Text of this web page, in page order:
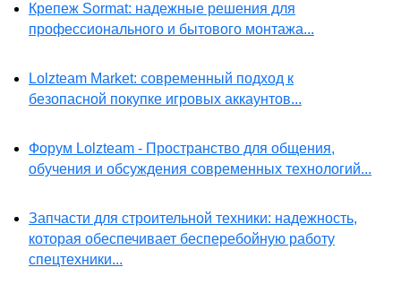
Крепеж Sormat: надежные решения для
профессионального и бытового монтажа...
Lolzteam Market: современный подход к
безопасной покупке игровых аккаунтов...
Форум Lolzteam - Пространство для общения,
обучения и обсуждения современных технологий...
Запчасти для строительной техники: надежность,
которая обеспечивает бесперебойную работу
спецтехники...